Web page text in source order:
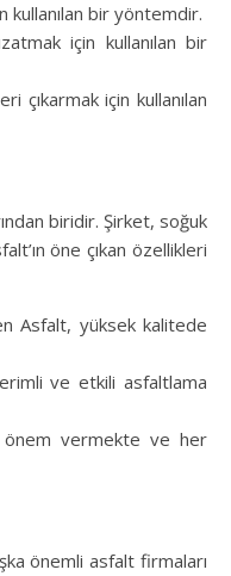
kullanılan bir yöntemdir.
için kullanılan bir
için kullanılan
biridir. Şirket, soğuk
öne çıkan özellikleri
Asfalt, yüksek kalitede
ve etkili asfaltlama
önem vermekte ve her
önemli asfalt firmaları